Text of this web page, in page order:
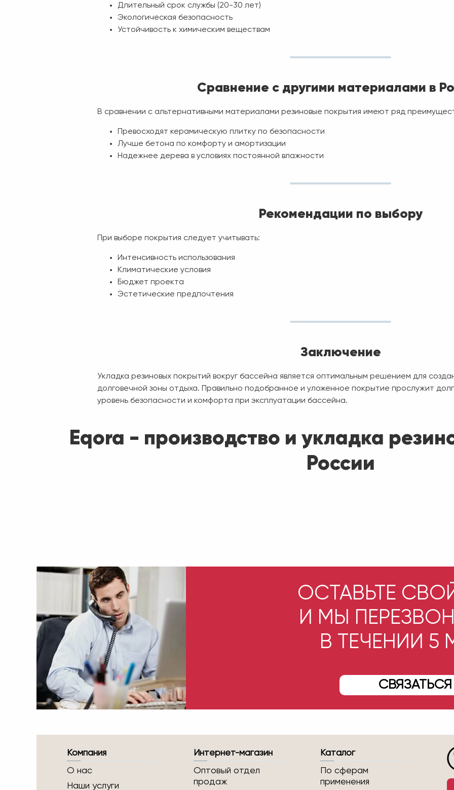
Длительный срок службы (20-30 лет)
Экологическая безопасность
Устойчивость к химическим веществам
Сравнение с другими материалами в
В сравнении с альтернативными материалами резиновые покрытия имеют ряд
Превосходят керамическую плитку по безопасности
Лучше бетона по комфорту и амортизации
Надежнее дерева в условиях постоянной влажности
Рекомендации по выбору
При выборе покрытия следует учитывать:
Интенсивность использования
Климатические условия
Бюджет проекта
Эстетические предпочтения
Заключение
Укладка резиновых покрытий вокруг бассейна является оптимальным решением для
долговечной зоны отдыха. Правильно подобранное и уложенное покрытие прослужит
уровень безопасности и комфорта при эксплуатации бассейна.
Eqora - производство и укладка
России
ОСТАВЬТЕ
И МЫ
В ТЕЧЕНИИ 5
СВЯЗАТЬСЯ
Компания
О нас
Наши услуги
Интернет-магазин
Оптовый отдел
продаж
Каталог
По сферам
применения